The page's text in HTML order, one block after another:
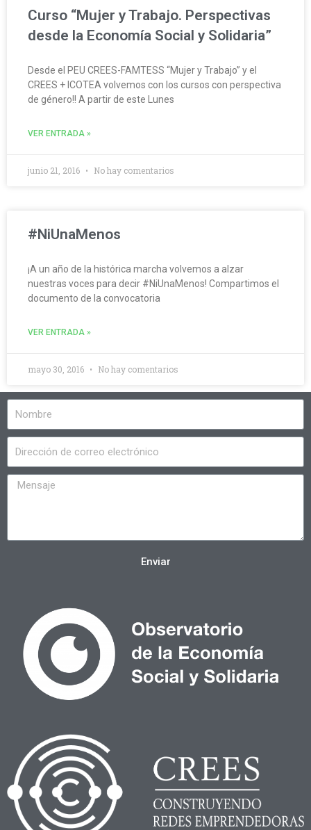
Curso “Mujer y Trabajo. Perspectivas
desde la Economía Social y Solidaria”
Desde el PEU CREES-FAMTESS “Mujer y Trabajo” y el
CREES + ICOTEA volvemos con los cursos con perspectiva
de género!! A partir de este Lunes
VER ENTRADA »
junio 21, 2016 No hay comentarios
#NiUnaMenos
¡A un año de la histórica marcha volvemos a alzar
nuestras voces para decir #NiUnaMenos! Compartimos el
documento de la convocatoria
VER ENTRADA »
mayo 30, 2016 No hay comentarios
Enviar